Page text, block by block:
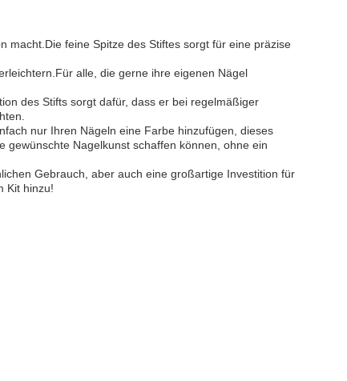
macht.Die feine Spitze des Stiftes sorgt für eine präzise
alle, die gerne ihre eigenen Nägel
des Stifts sorgt dafür, dass er bei regelmäßiger
nur Ihren Nägeln eine Farbe hinzufügen, dieses
gewünschte Nagelkunst schaffen können, ohne ein
Gebrauch, aber auch eine großartige Investition für
Kit hinzu!